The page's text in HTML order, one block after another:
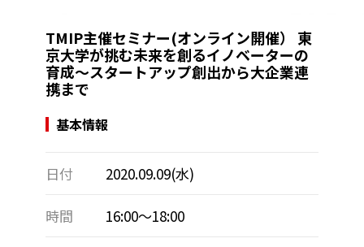
TMIP主催セミナー(オンライン開催） 東
京大学が挑む未来を創るイノベーターの
育成～スタートアップ創出から大企業連
携まで
基本情報
日付 2020.09.09(水)
時間 16:00～18:00